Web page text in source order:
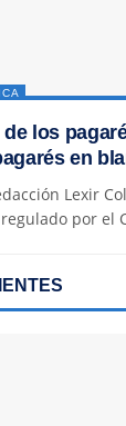
los
en
Lexir
por el